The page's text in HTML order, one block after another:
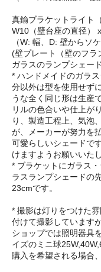
真鍮ブラケットライト
W10（壁台座の直径）
（W: 幅、D: 壁からソ
(壁プレート（壁のフラ
ガラスのランプシェー
* ハンドメイドのガラ
分以外は型を使用せず
うな全く同じ形は生産
リルの色合いや仕上が
り、製造工程上、気泡
が、メーカーが努力を
可愛らしいシェードで
けますようお願いいた
* ブラケットにガラス
ラスランプシェードの
23cmです。
* 撮影は灯りをつけた
付けて撮影しています
ショップでは照明器具
イズのミニ球
購入を希望される場合